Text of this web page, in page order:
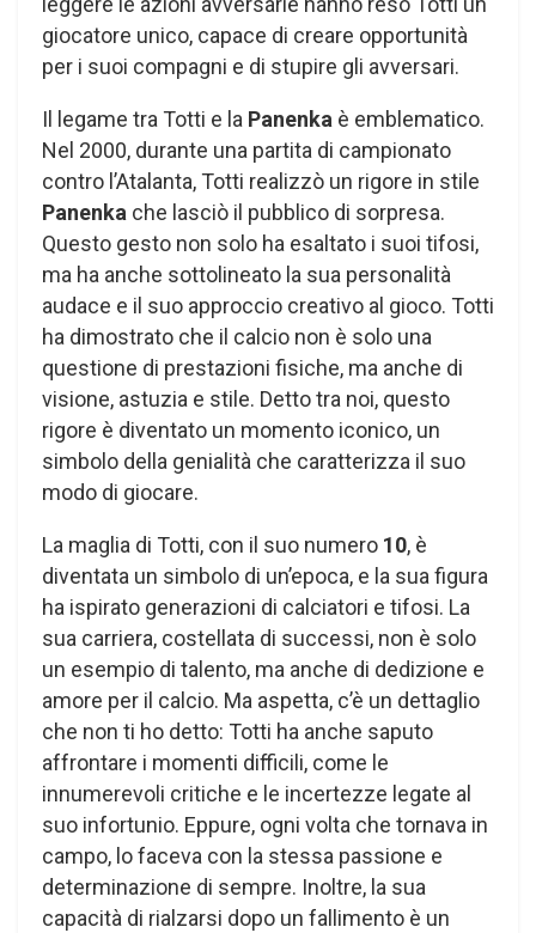
giocatore unico, capace di creare opportunità
per i suoi compagni e di stupire gli avversari.
Il legame tra Totti e la Panenka è emblematico.
Nel 2000, durante una partita di campionato
contro l’Atalanta, Totti realizzò un rigore in stile
Panenka che lasciò il pubblico di sorpresa.
Questo gesto non solo ha esaltato i suoi tifosi,
ma ha anche sottolineato la sua personalità
audace e il suo approccio creativo al gioco. Totti
ha dimostrato che il calcio non è solo una
questione di prestazioni fisiche, ma anche di
visione, astuzia e stile. Detto tra noi, questo
rigore è diventato un momento iconico, un
simbolo della genialità che caratterizza il suo
modo di giocare.
La maglia di Totti, con il suo numero 10, è
diventata un simbolo di un’epoca, e la sua figura
ha ispirato generazioni di calciatori e tifosi. La
sua carriera, costellata di successi, non è solo
un esempio di talento, ma anche di dedizione e
amore per il calcio. Ma aspetta, c’è un dettaglio
che non ti ho detto: Totti ha anche saputo
affrontare i momenti difficili, come le
innumerevoli critiche e le incertezze legate al
suo infortunio. Eppure, ogni volta che tornava in
campo, lo faceva con la stessa passione e
determinazione di sempre. Inoltre, la sua
capacità di rialzarsi dopo un fallimento è un